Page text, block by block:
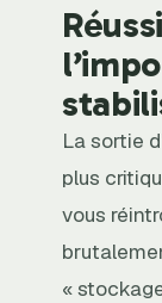
La sortie
plus
vous
«